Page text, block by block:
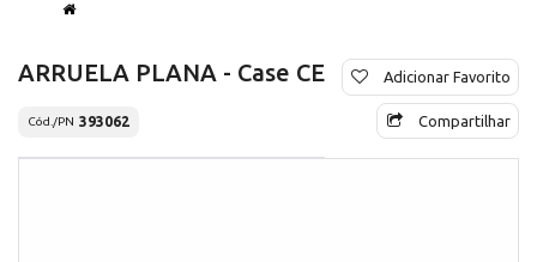
ARRUELA PLANA - Case CE
Cód./PN 393062
Adicionar Favorito
Compartilhar